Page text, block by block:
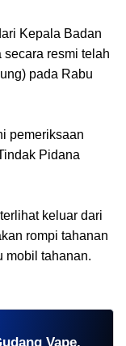
Kepala Badan
resmi telah
pada Rabu
pemeriksaan
Pidana
keluar dari
rompi tahanan
mobil tahanan.
Vape,